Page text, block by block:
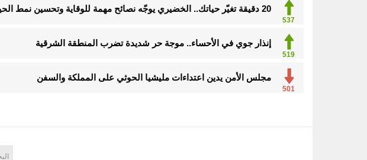
537
20 دقيقة تغيّر حياتك.. الخضيري يوجّه نصائح مهمة للوقاية وتحسين نمط الحياة
519
إنذار جوي في الأحساء.. موجة حر شديدة تضرب المنطقة الشرقية
501
مجلس الأمن يدين اعتداءات مليشيا الحوثي على المملكة والسفن